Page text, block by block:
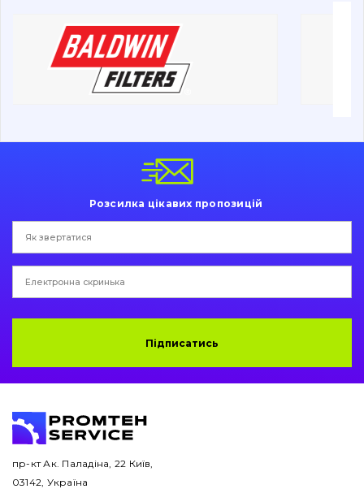
Ножі, ріжучі кромки
Захист (ковша, адаптера)
Трансмісія
Рама і кузов
Буровий інструмент
Електрообладнання
написати
Розсилка цікавих пропозицій
Підписатись
пр-кт Ак. Паладіна, 22 Київ,
03142, Україна